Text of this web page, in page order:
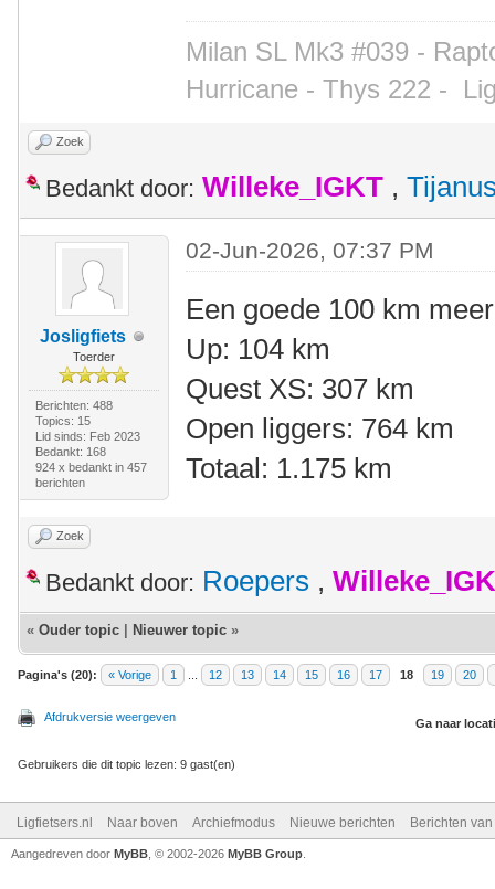
Milan SL Mk3 #039 -
Hurricane - Thys 222 -
Zoek
Bedankt door: Willeke_IGKT ,
Josligfiets
Toerder
Berichten: 488
Topics: 15
Lid sinds: Feb 2023
Bedankt: 168
924 x bedankt in 457
berichten
02-Jun-2026, 07:37 PM
Een goede 100 km
Up: 104 km
Quest XS: 307 km
Open liggers: 764 km
Totaal: 1.175 km
Zoek
Bedankt door: Roepers ,
« Ouder topic Nieuwer topic »
Pagina's (20): « Vorige 1 12 13 14 15 16 17 18 19 20
Afdrukversie weergeven Ga naar
Gebruikers die dit topic lezen: 9 gast(en)
Ligfietsers.nl Naar boven Archiefmodus Nieuwe berichten Berichten
Aangedreven door MyBB , © 2002-2026 MyBB Group